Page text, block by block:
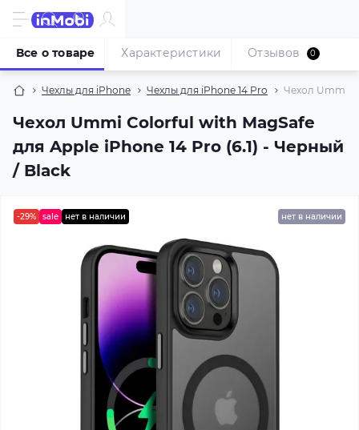
Чехлы для iPhone Чехлы для iPhone 14 Pro Чехол Ummi
Чехол Ummi Colorful with MagSafe
для Apple iPhone 14 Pro (6.1) - Черный
/ Black
Все о товаре Характеристики Отзывов 0
-29% sale нет в наличии нет в наличии